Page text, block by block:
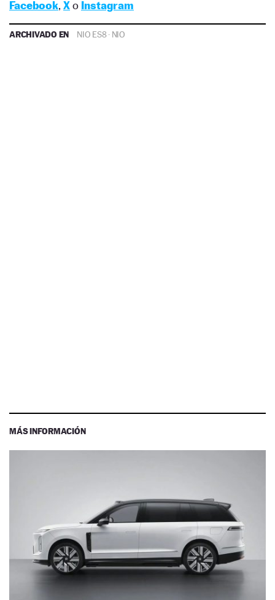
Facebook, Xo Instagram
ARCHIVADO EN NIO ES8· NIO
MÁS INFORMACIÓN